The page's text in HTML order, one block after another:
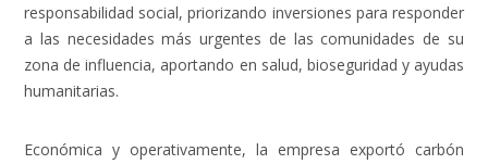
responsabilidad social, priorizando inversiones para responder
a las necesidades más urgentes de las comunidades de su
zona de influencia, aportando en salud, bioseguridad y ayudas
humanitarias.
Económica y operativamente, la empresa exportó carbón